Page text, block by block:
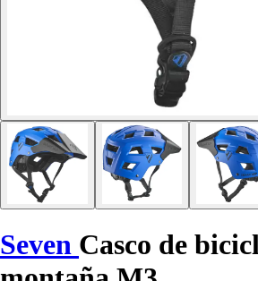
Seven Casco de